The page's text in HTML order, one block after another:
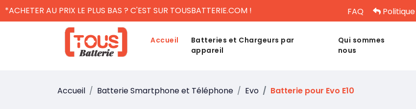
*ACHETER AU PRIX LE PLUS BAS ? C'EST SUR TOUSBATTERIE.COM ! FAQ
Accueil
Batteries et Chargeurs par
appareil
Qui sommes
nous
Accueil Batterie Smartphone et Téléphone Evo Batterie pour Evo E10